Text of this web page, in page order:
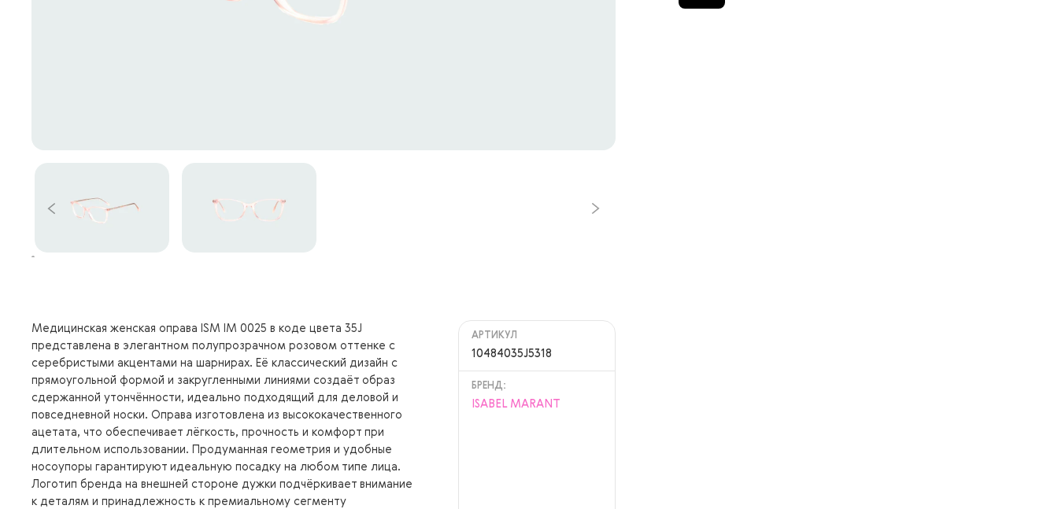
Медицинская женская оправа ISM IM 0025 в коде цвета 35J
представлена в элегантном полупрозрачном розовом оттенке с
серебристыми акцентами на шарнирах. Её классический дизайн с
прямоугольной формой и закругленными линиями создаёт образ
сдержанной утончённости, идеально подходящий для деловой и
повседневной носки. Оправа изготовлена из высококачественного
ацетата, что обеспечивает лёгкость, прочность и комфорт при
длительном использовании. Продуманная геометрия и удобные
носоупоры гарантируют идеальную посадку на любом типе лица.
Логотип бренда на внешней стороне дужки подчёркивает внимание
к деталям и принадлежность к премиальному сегменту
АРТИКУЛ
10484035J5318
БРЕНД:
ISABEL MARANT